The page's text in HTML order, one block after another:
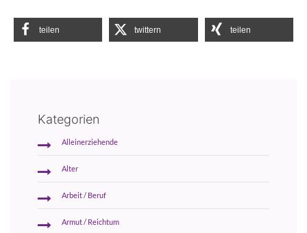
teilen twittern teilen
Kategorien
Alleinerziehende
Alter
Arbeit / Beruf
Armut / Reichtum